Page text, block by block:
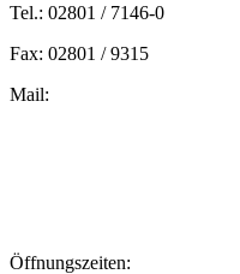
Tel.: 02801 / 7146-0
Fax: 02801 / 9315
Mail:
Öffnungszeiten: